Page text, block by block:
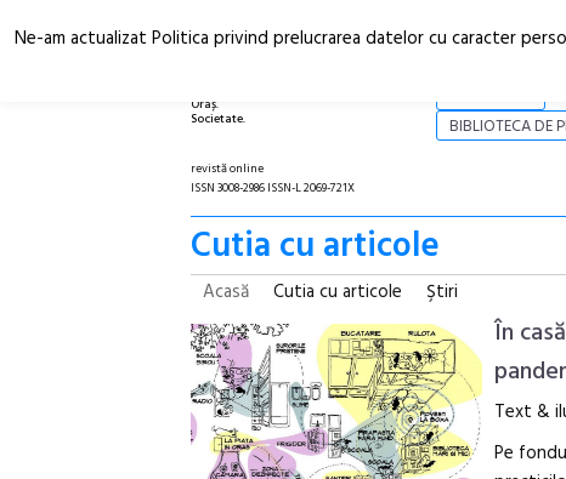
Oraș.
Societate.
BIBLIOTECA DE
revistă online
ISSN 3008-2986 ISSN-L 2069-721X
Cutia cu articole
Acasă Cutia cu articole Ştiri
În
Text &
Pe
Ne-am actualizat Politica privind prelucrarea datelor cu caracter